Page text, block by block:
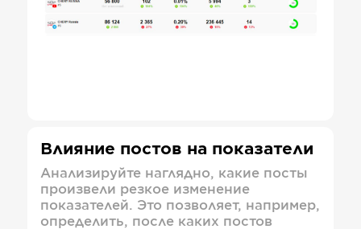
Влияние постов на показатели
Анализируйте наглядно, какие посты
произвели резкое изменение
показателей. Это позволяет, например,
определить, после каких постов